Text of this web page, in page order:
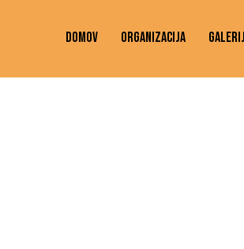
DOMOV ORGANIZACIJA